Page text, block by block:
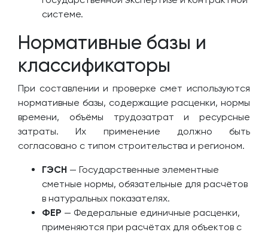
системе.
Нормативные базы и
классификаторы
При составлении и проверке смет используются
нормативные базы, содержащие расценки, нормы
времени, объёмы трудозатрат и ресурсные
затраты. Их применение должно быть
согласовано с типом строительства и регионом.
ГЭСН — Государственные элементные
сметные нормы, обязательные для расчётов
в натуральных показателях.
ФЕР — Федеральные единичные расценки,
применяются при расчётах для объектов с